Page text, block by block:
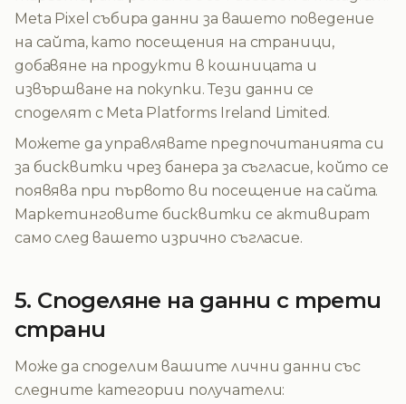
Meta Pixel събира данни за вашето поведение
на сайта, като посещения на страници,
добавяне на продукти в кошницата и
извършване на покупки. Тези данни се
споделят с Meta Platforms Ireland Limited.
Можете да управлявате предпочитанията си
за бисквитки чрез банера за съгласие, който се
появява при първото ви посещение на сайта.
Маркетинговите бисквитки се активират
само след вашето изрично съгласие.
5. Споделяне на данни с трети
страни
Може да споделим вашите лични данни със
следните категории получатели: